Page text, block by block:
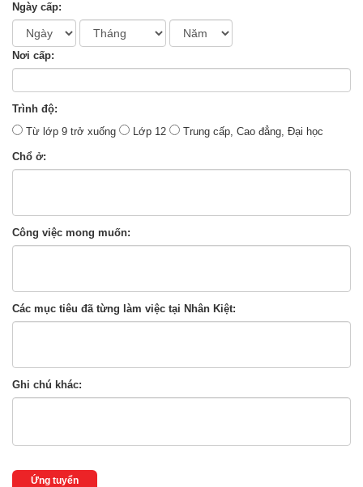
Ngày cấp:
Nơi cấp:
Trình độ:
Từ lớp 9 trở xuống
Lớp 12 Trung cấp, Cao đẳng, Đại học
Chổ ở:
Công việc mong muốn:
Các mục tiêu đã từng làm việc tại Nhân Kiệt:
Ghi chú khác:
Ứng tuyển